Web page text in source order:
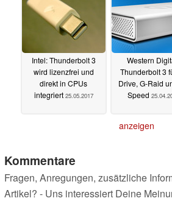
Intel: Thunderbolt 3
wird lizenzfrei und
direkt in CPUs
integriert 25.05.2017
Western
Thunderbolt 3
Drive, G-Raid
Speed
anzeigen
Kommentare
Fragen, Anregungen, zusätzliche
Artikel? - Uns interessiert Deine